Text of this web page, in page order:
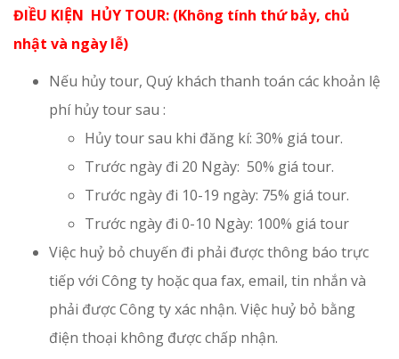
ĐIỀU KIỆN HỦY TOUR: (Không tính thứ bảy, chủ
nhật và ngày lễ)
Nếu hủy tour, Quý khách thanh toán các khoản lệ
phí hủy tour sau :
Hủy tour sau khi đăng kí: 30% giá tour.
Trước ngày đi 20 Ngày: 50% giá tour.
Trước ngày đi 10-19 ngày: 75% giá tour.
Trước ngày đi 0-10 Ngày: 100% giá tour
Việc huỷ bỏ chuyến đi phải được thông báo trực
tiếp với Công ty hoặc qua fax, email, tin nhắn và
phải được Công ty xác nhận. Việc huỷ bỏ bằng
điện thoại không được chấp nhận.